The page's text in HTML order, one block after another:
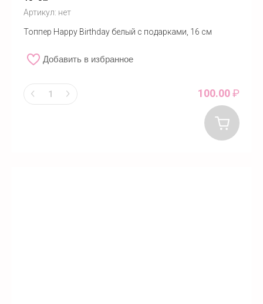
Артикул: нет
Топпер Happy Birthday белый с подарками, 16 см
Добавить в избранное
100.00₽